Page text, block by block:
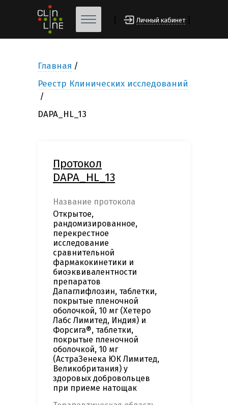
Личный кабинет
Главная
Реестр Клинических исследований
DAPA_HL_13
Протокол
DAPA_HL_13
Название протокола
Открытое,
рандомизированное,
перекрестное
исследование
сравнительной
фармакокинетики и
биоэквивалентности
препаратов
Дапаглифлозин, таблетки,
покрытые пленочной
оболочкой, 10 мг (Хетеро
Лабс Лимитед, Индия) и
Форсига®, таблетки,
покрытые пленочной
оболочкой, 10 мг
(АстраЗенека ЮК Лимитед,
Великобритания) у
здоровых добровольцев
при приеме натощак